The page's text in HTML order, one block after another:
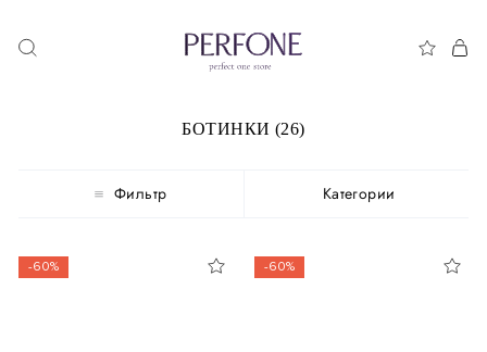
БОТИНКИ (26)
Фильтр Категории
-60% -60%